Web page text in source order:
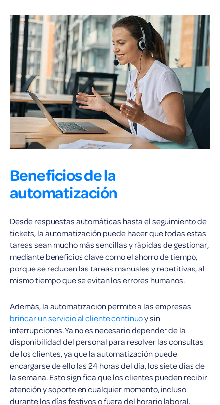
Beneficios de la
automatización
Desde respuestas automáticas hasta el seguimiento de
tickets, la automatización puede hacer que todas estas
tareas sean mucho más sencillas y rápidas de gestionar,
mediante beneficios clave como el ahorro de tiempo,
porque se reducen las tareas manuales y repetitivas, al
mismo tiempo que se evitan los errores humanos.
Además, la automatización permite a las empresas
brindar un servicio al cliente continuoy sin
interrupciones. Ya no es necesario depender de la
disponibilidad del personal para resolver las consultas
de los clientes, ya que la automatización puede
encargarse de ello las 24 horas del día, los siete días de
la semana. Esto significa que los clientes pueden recibir
atención y soporte en cualquier momento, incluso
durante los días festivos o fuera del horario laboral.